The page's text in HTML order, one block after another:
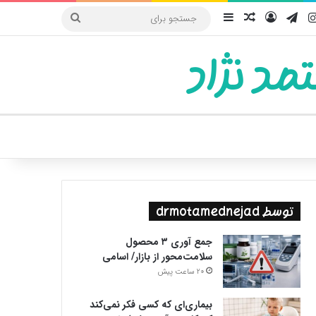
اینستاگرام
تلگرامورودنوشته تصادفی
سایدبار
جستجو
نژاد
پوسته
توسط drmotamednejad
جمع آوری ۳ محصول
سلامت‌محور از بازار/ اسامی
20 ساعت پیش
بیماری‌ای که کسی فکر نمی‌کند